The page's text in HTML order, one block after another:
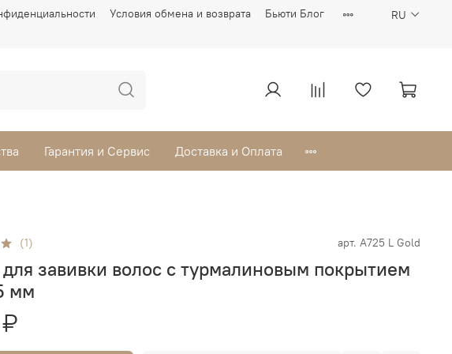
Условия обмена и возврата Бьюти Блог RU
Гарантия и Сервис Доставка и Оплата
(1) арт. A725 L Gold
завивки волос с турмалиновым покрытием
мм